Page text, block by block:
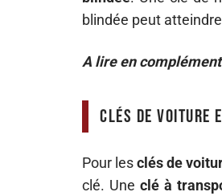
blindée peut
A lire en
Clés de voiture
Pour lesclés de
clé. Une clé à